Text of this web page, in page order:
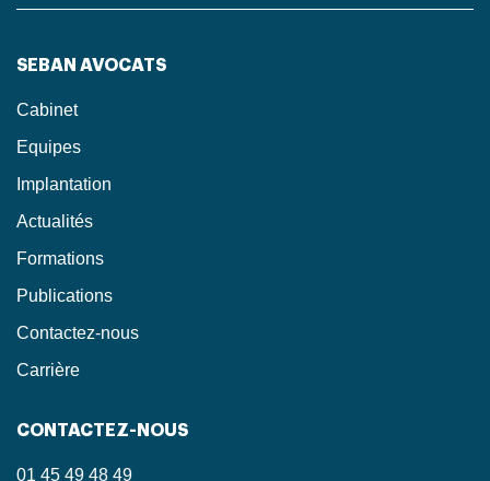
SEBAN AVOCATS
Cabinet
Equipes
Implantation
Actualités
Formations
Publications
Contactez-nous
Carrière
CONTACTEZ-NOUS
01 45 49 48 49